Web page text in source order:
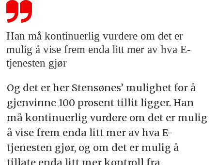
Han må kontinuerlig vurdere om det er
mulig å vise frem enda litt mer av hva E-
tjenesten gjør
Og det er her Stensønes’ mulighet for å
gjenvinne 100 prosent tillit ligger. Han
må kontinuerlig vurdere om det er mulig
å vise frem enda litt mer av hva E-
tjenesten gjør, og om det er mulig å
tillate enda litt mer kontroll fra